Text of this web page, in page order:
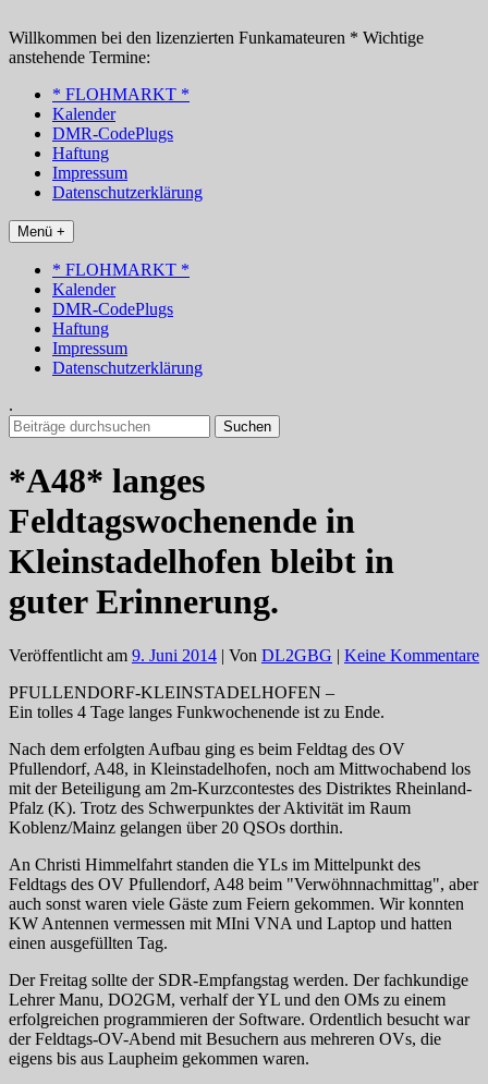
Inhalt
springen
Willkommen bei den lizenzierten Funkamateuren * Wichtige
anstehende Termine:
* FLOHMARKT *
Kalender
DMR-CodePlugs
Haftung
Impressum
Datenschutzerklärung
Menü +
* FLOHMARKT *
Kalender
DMR-CodePlugs
Haftung
Impressum
Datenschutzerklärung
.
Suchen
nach:
*A48* langes
Feldtagswochenende in
Kleinstadelhofen bleibt in
guter Erinnerung.
Veröffentlicht am 9. Juni 2014 | Von DL2GBG | Keine Kommentare
PFULLENDORF-KLEINSTADELHOFEN –
Ein tolles 4 Tage langes Funkwochenende ist zu Ende.
Nach dem erfolgten Aufbau ging es beim Feldtag des OV
Pfullendorf, A48, in Kleinstadelhofen, noch am Mittwochabend los
mit der Beteiligung am 2m-Kurzcontestes des Distriktes Rheinland-
Pfalz (K). Trotz des Schwerpunktes der Aktivität im Raum
Koblenz/Mainz gelangen über 20 QSOs dorthin.
An Christi Himmelfahrt standen die YLs im Mittelpunkt des
Feldtags des OV Pfullendorf, A48 beim "Verwöhnnachmittag", aber
auch sonst waren viele Gäste zum Feiern gekommen. Wir konnten
KW Antennen vermessen mit MIni VNA und Laptop und hatten
einen ausgefüllten Tag.
Der Freitag sollte der SDR-Empfangstag werden. Der fachkundige
Lehrer Manu, DO2GM, verhalf der YL und den OMs zu einem
erfolgreichen programmieren der Software. Ordentlich besucht war
der Feldtags-OV-Abend mit Besuchern aus mehreren OVs, die
eigens bis aus Laupheim gekommen waren.